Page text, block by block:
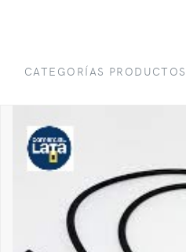
CATEGORÍAS PRODUCTOS